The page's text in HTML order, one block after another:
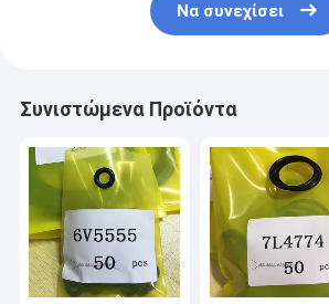
Να συνεχίσει
Συνιστώμενα Προϊόντα